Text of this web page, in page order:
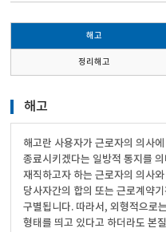
해고
정리해고
해고
해고란 사용자가 근로자의 의사
종료시키겠다는 일방적 통지를
재직하고자 하는 근로자의 의사
당사자간의 합의 또는 근로계약
구별됩니다. 따라서, 외형적으로
형태를 띄고 있다고 하더라도 본